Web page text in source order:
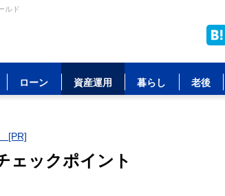
ルド
ローン 資産運用 暮らし 老後
[PR]
ェックポイント